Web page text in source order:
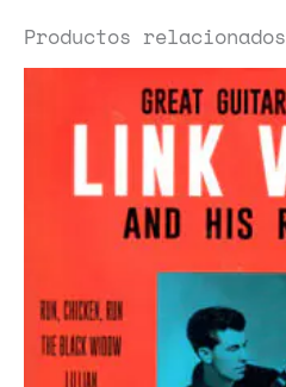
Productos relacionados